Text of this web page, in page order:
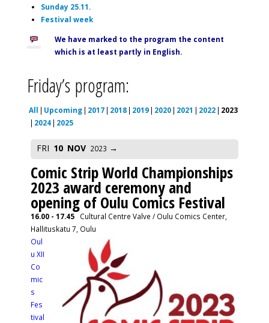
Sunday 25.11.
Festival week
We have marked to the program the content
which is at least partly in English.
Friday’s program:
All Upcoming 2017 2018 2019 2020 2021 2022
2023
2024
2025
FRI 10 NOV 2023
Comic Strip World Championships
2023 award ceremony and
opening of Oulu Comics Festival
16.00 - 17.45
Cultural Centre Valve / Oulu Comics Center,
Hallituskatu 7, Oulu
Oul
u XII
Co
mic
s
Fes
tival